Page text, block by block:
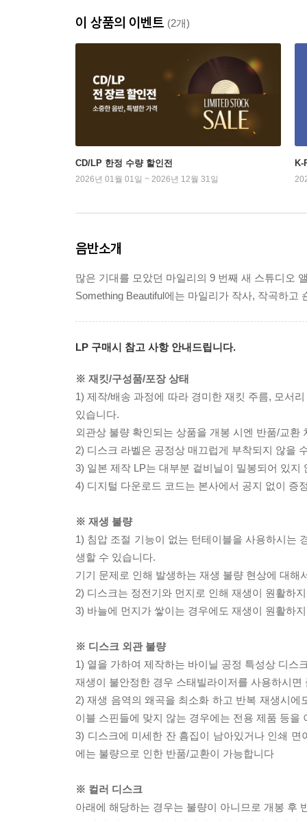
이 상품의 이벤트 (2개)
CD/LP 한정 수량 할인전
2026년 01월 01일 ~ 2026년 12월 31일
K-
음반소개
많은 기대를 모았던 마일리의 9 번째 새 스튜디오
Something Beautiful에는 마일리가 작사, 작곡하
LP 구매시 참고 사항 안내드립니다.
※ 재킷/구성품/포장 상태
1) 제작/배송 과정에 따라 경미한 재킷 주름, 모서
있습니다.
외관상 불량 확인되는 상품을 개봉 시엔 반품/교환
2) 디스크 라벨은 공정상 매끄럽게 부착되지 않을
3) 일본 제작 LP는 대부분 겉비닐이 밀봉되어 있지
4) 디지털 다운로드 코드는 본사에서 공지 없이 증
※ 재생 불량
1) 침압 조절 기능이 없는 턴테이블을 사용하시는
생할 수 있습니다.
기기 문제로 인해 발생하는 재생 불량 현상에 대
2) 디스크는 정전기와 먼지로 인해 재생이 원활하
3) 바늘에 먼지가 쌓이는 경우에도 재생이 원활하
※ 디스크 외관 불량
1) 열을 가하여 제작하는 바이닐 공정 특성상 디스
재생이 불안정한 경우 스태빌라이저를 사용하시
2) 재생 음역의 왜곡을 최소화 하고 반복 재생시
이블 스핀들에 맞지 않는 경우에는 전용 제품 등
3) 디스크에 미세한 잔 흠집이 남아있거나 인쇄
에는 불량으로 인한 반품/교환이 가능합니다
※ 컬러 디스크
아래에 해당하는 경우는 불량이 아니므로 개봉 후